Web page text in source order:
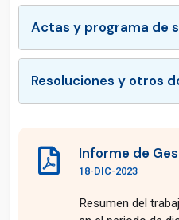
Actas y programa de
Resoluciones y otros
Informe de
18-DIC-2023
Resumen del